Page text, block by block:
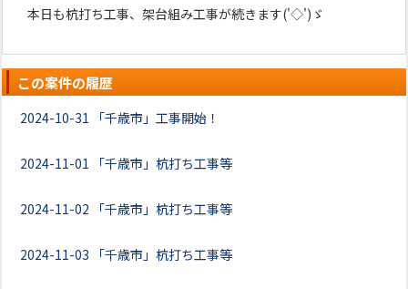
本日も杭打ち工事、架台組み工事が続きます('◇')ゞ
この案件の履歴
2024-10-31 「千歳市」工事開始！
2024-11-01 「千歳市」杭打ち工事等
2024-11-02 「千歳市」杭打ち工事等
2024-11-03 「千歳市」杭打ち工事等